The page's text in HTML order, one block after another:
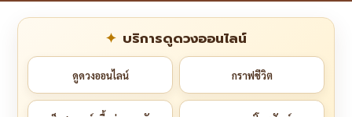
บริการดูดวงออนไลน์
ดูดวงออนไลน์ กราฟชีวิต